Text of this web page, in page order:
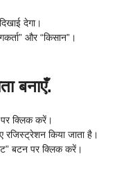
देगा।
और “किसान”।
बनाएँ.
पर क्लिक करें।
रजिस्ट्रेशन किया जाता है।
बटन पर क्लिक करें।